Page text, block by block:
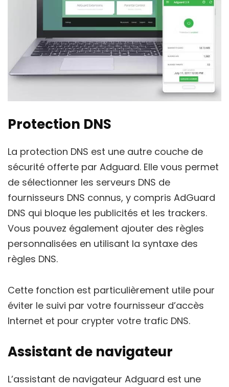
Protection DNS
La protection DNS est une autre couche de
sécurité offerte par Adguard. Elle vous permet
de sélectionner les serveurs DNS de
fournisseurs DNS connus, y compris AdGuard
DNS qui bloque les publicités et les trackers.
Vous pouvez également ajouter des règles
personnalisées en utilisant la syntaxe des
règles DNS.
Cette fonction est particulièrement utile pour
éviter le suivi par votre fournisseur d’accès
Internet et pour crypter votre trafic DNS.
Assistant de navigateur
L’assistant de navigateur Adguard est une